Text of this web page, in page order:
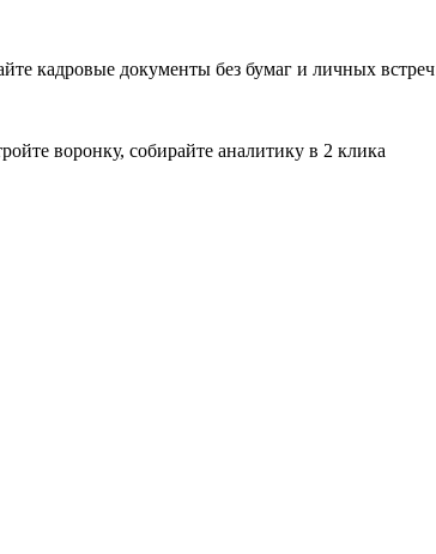
кадровые документы без бумаг и личных встреч
воронку, собирайте аналитику в 2 клика